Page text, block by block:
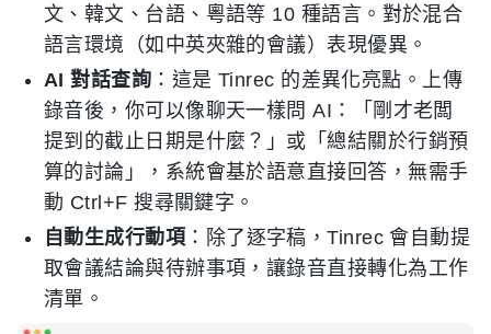
文、韓文、台語、粵語等 10 種語言。對於混合
語言環境（如中英夾雜的會議）表現優異。
AI 對話查詢 ：這是 Tinrec 的差異化亮點。上傳
錄音後，你可以像聊天一樣問 AI：「剛才老闆
提到的截止日期是什麼？」或「總結關於行銷預
算的討論」，系統會基於語意直接回答，無需手
動 Ctrl+F 搜尋關鍵字。
自動生成行動項 ：除了逐字稿，Tinrec 會自動提
取會議結論與待辦事項，讓錄音直接轉化為工作
清單。